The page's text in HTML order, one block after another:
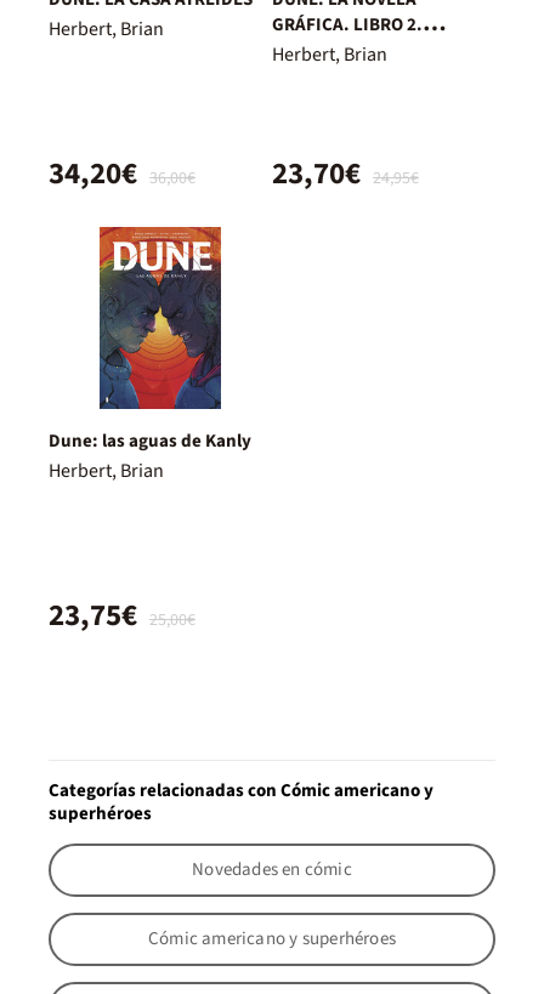
Herbert, Brian
36,00€
34,20€
GRÁFICA. LIBRO 2.
MUAD'DIB
Herbert, Brian
24,95€
23,70€
Dune: las aguas de Kanly
Herbert, Brian
25,00€
23,75€
Categorías relacionadas con Cómic americano y
superhéroes
Novedades en cómic
Cómic americano y superhéroes